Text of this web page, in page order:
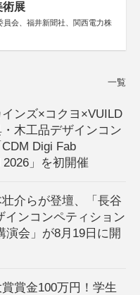
術展
会、福井新聞社、関西電力株
一覧
インズ×コクヨ×VUILD
木工品デザインコン
Digi Fab
」を初開催
介らが登壇、「長谷
インコンペティション
演会」が8月19日に開
賞賞金100万円！学生